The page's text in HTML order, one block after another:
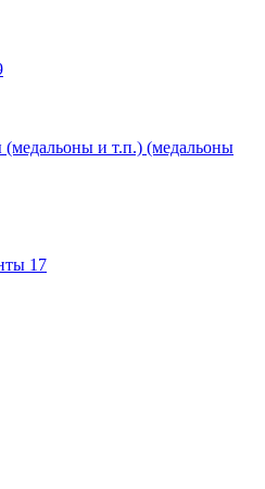
(медальоны и т.п.) (медальоны
17